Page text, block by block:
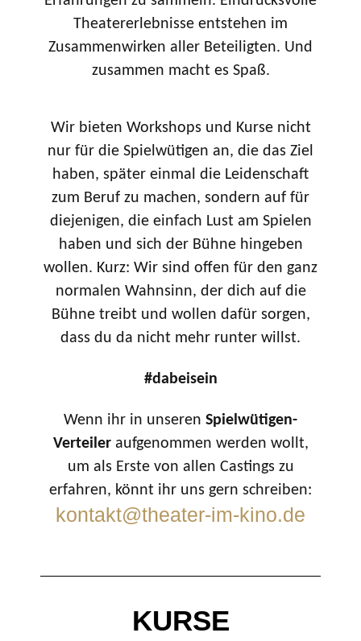
Theatererlebnisse entstehen im
Zusammenwirken aller Beteiligten. Und
zusammen macht es Spaß.
Wir bieten Workshops und Kurse nicht
nur für die Spielwütigen an, die das Ziel
haben, später einmal die Leidenschaft
zum Beruf zu machen, sondern auf für
diejenigen, die einfach Lust am Spielen
haben und sich der Bühne hingeben
wollen. Kurz: Wir sind offen für den ganz
normalen Wahnsinn, der dich auf die
Bühne treibt und wollen dafür sorgen,
dass du da nicht mehr runter willst.
#dabeisein
Wenn ihr in unseren Spielwütigen-
Verteileraufgenommen werden wollt,
um als Erste von allen Castings zu
erfahren, könnt ihr uns gern schreiben:
kontakt@theater-im-kino.de
KURSE